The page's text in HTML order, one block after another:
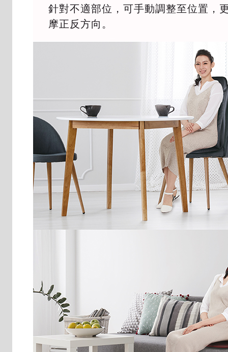
針對不適部位，可手動調整至位置，
摩正反方向。